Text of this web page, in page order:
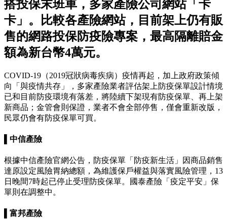
搭投保末班車，多家產險公司網站「卡
卡」。比較各產險網站，目前架上仍有販
售的網路投保防疫險專案，最高隔離賠金
額為新台幣4萬元。
COVID-19（2019冠狀病毒疾病）疫情再起，加上政府政策傾
向「與疫情共存」，多家產險業者評估架上防疫保單設計情境
已和目前防疫環境有落差，將陸續下架現有防疫保單、再上架
新商品；金管會則保證，業者不會全部停售，僅會重新改版，
民眾仍會有防疫保單可買。
▌中信產險
根據中信產險官網公告，防疫保單「防疫新生活」因商品銷售
達原設定風險胃納總額，為維護保戶權益與落實風險管理，13
日晚間7時起已停止受理防疫保單。國泰產險「疫定平安」保
單則在調整中。
▌富邦產險